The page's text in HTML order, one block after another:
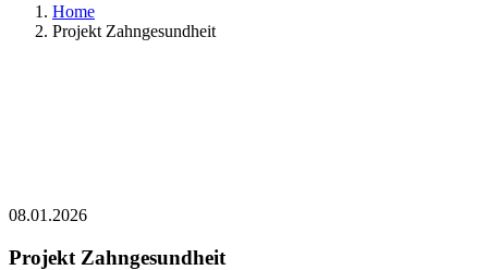
Home
Projekt Zahngesundheit
08.01.2026
Projekt Zahngesundheit